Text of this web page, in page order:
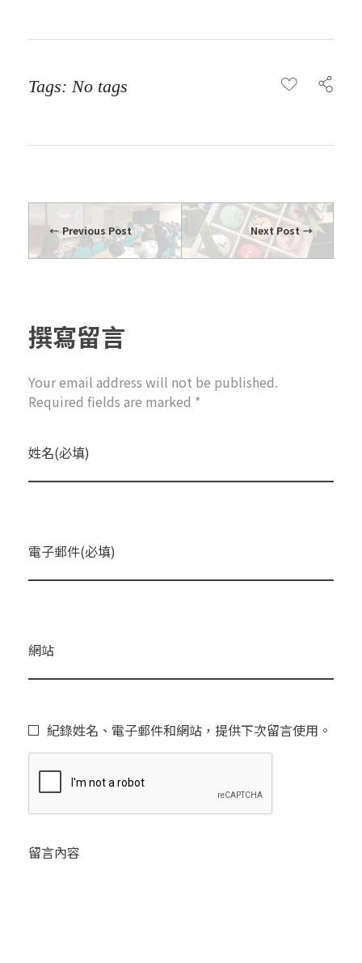
Tags: No tags
Previous Post Next Post
撰寫留言
Your email address will not be published.
Required fields are marked *
姓名(必填)
電子郵件(必填)
網站
紀錄姓名、電子郵件和網站，提供下次留言使用。
留言內容